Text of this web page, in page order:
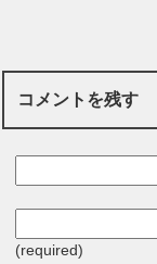
コメントを残す
(required)